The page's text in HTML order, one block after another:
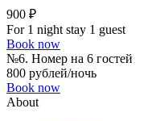
900 ₽
For 1 night stay 1 guest
Book now
№6. Номер на 6 гостей
800 рублей/ночь
Book now
About